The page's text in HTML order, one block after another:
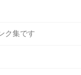
ク集です